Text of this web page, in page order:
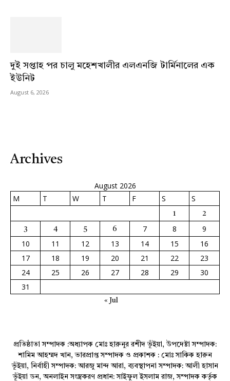
দুই সপ্তাহ পর চালু মহেশখালীর এলএনজি টার্মিনালের এক
ইউনিট
August 6, 2026
Archives
August 2026
M
T W T F S S
1 2
3 4 5 6 7 8
9
10
11 12 13 14 15
16
17
18 19 20 21 22
23
24
25 26 27 28 29
30
31
« Jul
প্রতিষ্ঠাতা সম্পাদক :অধ্যাপক মোঃ হারুনুর রশীদ ভূঁইয়া, উপদেষ্টা সম্পাদক:
শামিম আহম্মদ খান, ভারপ্রাপ্ত সম্পাদক ও প্রকাশক : মোঃ সাকিক হারুন
ভূঁইয়া, নির্বাহী সম্পাদক: আরজু মান্দ আরা, ব্যবস্থাপনা সম্পাদক: আলী হাসান
ভূঁইয়া ডন, অনলাইন সংস্ত্রকরণ প্রধান: সাইফুল ইসলাম রাজ, সম্পাদক কর্তৃক